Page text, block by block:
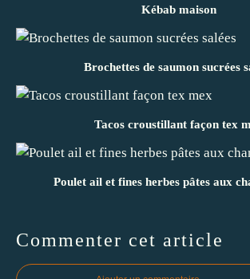
Kébab maison
Brochettes de saumon sucrées
Tacos croustillant façon tex
Poulet ail et fines herbes pâtes aux
Commenter cet article